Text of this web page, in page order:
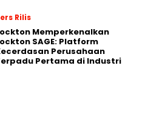
Rilis
Memperkenalkan
SAGE: Platform
Perusahaan
Pertama di Industri